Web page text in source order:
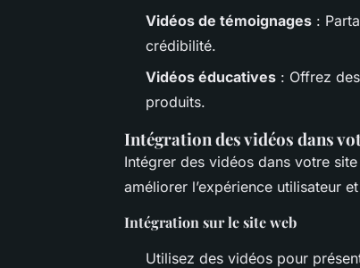
Vidéos de témoignages :
crédibilité.
Vidéos éducatives : Offrez
produits.
Intégration des vidéos dans
Intégrer des vidéos dans votre
améliorer l’expérience utilisateur
Intégration sur le site web
Utilisez des vidéos pour